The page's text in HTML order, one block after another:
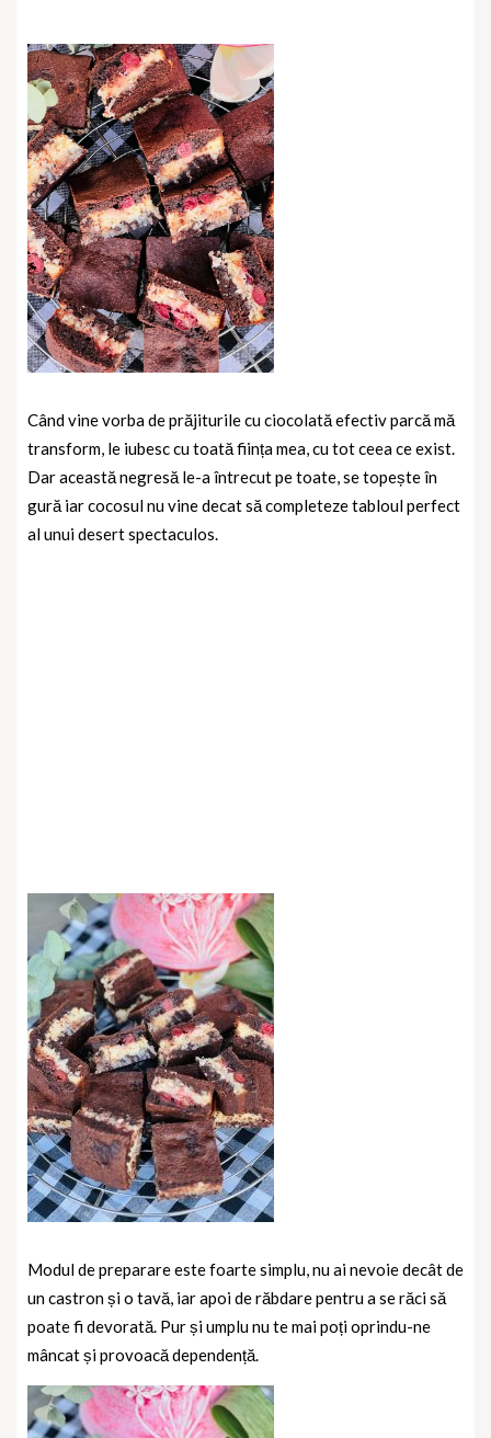
Când vine vorba de prăjiturile cu ciocolată efectiv parcă mă
transform, le iubesc cu toată ființa mea, cu tot ceea ce exist.
Dar această negresă le-a întrecut pe toate, se topește în
gură iar cocosul nu vine decat să completeze tabloul perfect
al unui desert spectaculos.
Modul de preparare este foarte simplu, nu ai nevoie decât de
un castron și o tavă, iar apoi de răbdare pentru a se răci să
poate fi devorată. Pur și umplu nu te mai poți oprindu-ne
mâncat șiprovoacă dependență.